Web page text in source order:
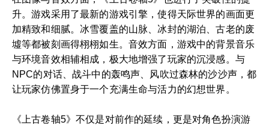
升。游戏采用了最新的游戏引擎，使得天际世界的画面更
加精致和细腻。冰雪覆盖的山脉、冰封的湖泊、古老的废
墟等都被刻画得栩栩如生。音效方面，游戏中的背景音乐
与环境音效相辅相成，极大地增强了玩家的沉浸感。与
NPC的对话、战斗中的轰鸣声、风吹过森林的沙沙声，都
让玩家仿佛置身于一个充满生命与活力的幻想世界。
《上古卷轴5》不仅是对前作的延续，更是对角色扮演游